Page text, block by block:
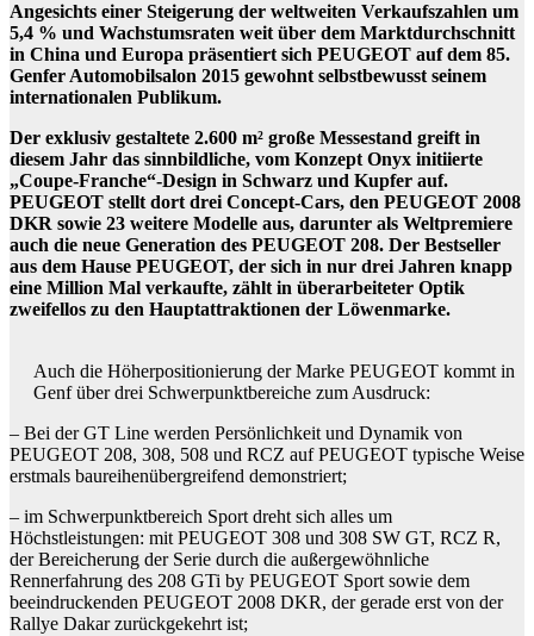
Angesichts einer Steigerung der weltweiten Verkaufszahlen um
5,4 % und Wachstumsraten weit über dem Marktdurchschnitt
in China und Europa präsentiert sich PEUGEOT auf dem 85.
Genfer Automobilsalon 2015 gewohnt selbstbewusst seinem
internationalen Publikum.
Der exklusiv gestaltete 2.600 m² große Messestand greift in
diesem Jahr das sinnbildliche, vom Konzept Onyx initiierte
„Coupe-Franche“-Design in Schwarz und Kupfer auf.
PEUGEOT stellt dort drei Concept-Cars, den PEUGEOT 2008
DKR sowie 23 weitere Modelle aus, darunter als Weltpremiere
auch die neue Generation des PEUGEOT 208. Der Bestseller
aus dem Hause PEUGEOT, der sich in nur drei Jahren knapp
eine Million Mal verkaufte, zählt in überarbeiteter Optik
zweifellos zu den Hauptattraktionen der Löwenmarke.
Auch die Höherpositionierung der Marke PEUGEOT kommt in
Genf über drei Schwerpunktbereiche zum Ausdruck:
– Bei der GT Line werden Persönlichkeit und Dynamik von
PEUGEOT 208, 308, 508 und RCZ auf PEUGEOT typische Weise
erstmals baureihenübergreifend demonstriert;
– im Schwerpunktbereich Sport dreht sich alles um
Höchstleistungen: mit PEUGEOT 308 und 308 SW GT, RCZ R,
der Bereicherung der Serie durch die außergewöhnliche
Rennerfahrung des 208 GTi by PEUGEOT Sport sowie dem
beeindruckenden PEUGEOT 2008 DKR, der gerade erst von der
Rallye Dakar zurückgekehrt ist;